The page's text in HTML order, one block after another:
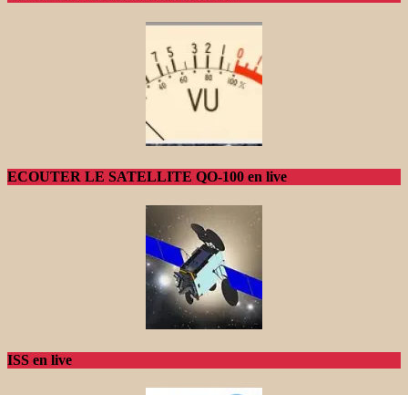
ECOUTER LE SATELLITE QO-100 en live
ISS en live